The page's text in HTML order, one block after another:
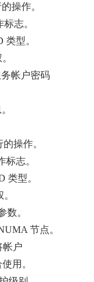
操作。
志。
型。
帐户密码
操作。
志。
型。
。
节点。
户
。